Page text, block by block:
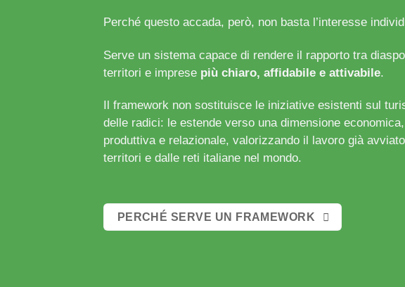
Perché questo accada, però, non basta l’interesse
Serve un sistema capace di rendere il rapporto tra
territori e imprese più chiaro, affidabile e attivabile.
Il framework non sostituisce le iniziative esistenti sul
delle radici: le estende verso una dimensione economica,
produttiva e relazionale, valorizzando il lavoro già
territori e dalle reti italiane nel mondo.
PERCHÉ SERVE UN FRAMEWORK